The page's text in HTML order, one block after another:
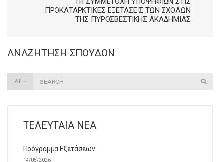
ΠΡΟΚΑΤΑΡΚΤΙΚΈΣ ΕΞΕΤΆΣΕΙΣ ΤΩΝ ΣΧΟΛΏΝ
ΤΗΣ ΠΥΡΟΣΒΕΣΤΙΚΉΣ ΑΚΑΔΗΜΊΑΣ
ΑΝΑΖΉΤΗΣΗ ΣΠΟΥΔΏΝ
All
ΤΕΛΕΥΤΑΊΑ ΝΈΑ
Πρόγραμμα Εξετάσεων
14/05/2026